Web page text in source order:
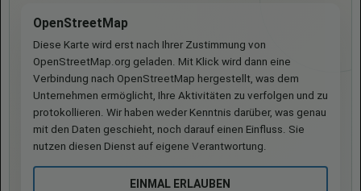
OpenStreetMap
Diese Karte wird erst nach Ihrer Zustimmung von
OpenStreetMap.org geladen. Mit Klick wird dann eine
Verbindung nach OpenStreetMap hergestellt, was dem
Unternehmen ermöglicht, Ihre Aktivitäten zu verfolgen und zu
protokollieren. Wir haben weder Kenntnis darüber, was genau
mit den Daten geschieht, noch darauf einen Einfluss. Sie
nutzen diesen Dienst auf eigene Verantwortung.
EINMAL ERLAUBEN